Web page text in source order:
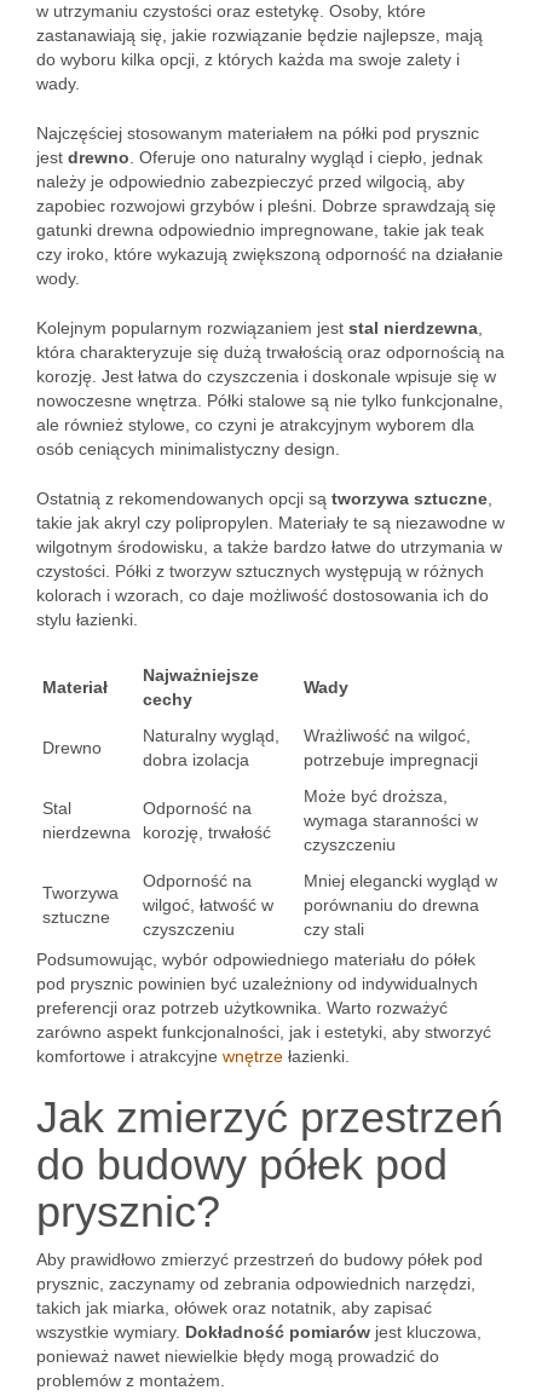
w utrzymaniu czystości oraz estetykę. Osoby, które
zastanawiają się, jakie rozwiązanie będzie najlepsze, mają
do wyboru kilka opcji, z których każda ma swoje zalety i
wady.
Najczęściej stosowanym materiałem na półki pod prysznic
jest drewno . Oferuje ono naturalny wygląd i ciepło, jednak
należy je odpowiednio zabezpieczyć przed wilgocią, aby
zapobiec rozwojowi grzybów i pleśni. Dobrze sprawdzają się
gatunki drewna odpowiednio impregnowane, takie jak teak
czy iroko, które wykazują zwiększoną odporność na działanie
wody.
Kolejnym popularnym rozwiązaniem jest stal nierdzewna
która charakteryzuje się dużą trwałością oraz odpornością na
korozję. Jest łatwa do czyszczenia i doskonale wpisuje się w
nowoczesne wnętrza. Półki stalowe są nie tylko funkcjonalne,
ale również stylowe, co czyni je atrakcyjnym wyborem dla
osób ceniących minimalistyczny design.
Ostatnią z rekomendowanych opcji są tworzywa sztuczne
takie jak akryl czy polipropylen. Materiały te są niezawodne w
wilgotnym środowisku, a także bardzo łatwe do utrzymania w
czystości. Półki z tworzyw sztucznych występują w różnych
kolorach i wzorach, co daje możliwość dostosowania ich do
stylu łazienki.
Materiał
Najważniejsze
cechy
Wady
Drewno
Naturalny wygląd,
dobra izolacja
Wrażliwość na wilgoć,
potrzebuje impregnacji
Stal
nierdzewna
Odporność na
korozję, trwałość
Może być droższa,
wymaga staranności w
czyszczeniu
Tworzywa
sztuczne
Odporność na
wilgoć, łatwość w
czyszczeniu
Mniej elegancki wygląd w
porównaniu do drewna
czy stali
Podsumowując, wybór odpowiedniego materiału do półek
pod prysznic powinien być uzależniony od indywidualnych
preferencji oraz potrzeb użytkownika. Warto rozważyć
zarówno aspekt funkcjonalności, jak i estetyki, aby stworzyć
komfortowe i atrakcyjne wnętrze łazienki.
Jak zmierzyć przestrzeń
do budowy półek pod
prysznic?
Aby prawidłowo zmierzyć przestrzeń do budowy półek pod
prysznic, zaczynamy od zebrania odpowiednich narzędzi,
takich jak miarka, ołówek oraz notatnik, aby zapisać
wszystkie wymiary. Dokładność pomiarów jest kluczowa,
ponieważ nawet niewielkie błędy mogą prowadzić do
problemów z montażem.